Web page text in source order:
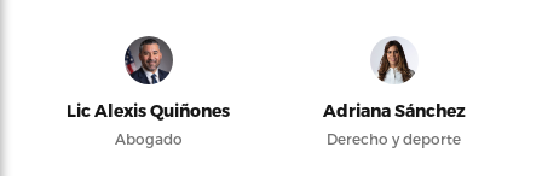
Lic Alexis Quiñones
Abogado
Adriana Sánchez
Derecho y deporte